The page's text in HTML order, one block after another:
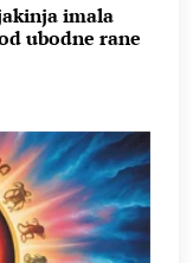
imala
ubodne rane